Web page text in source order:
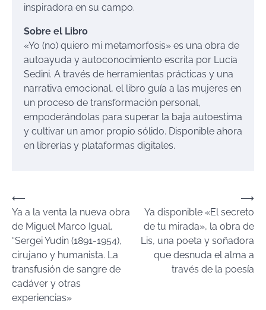
inspiradora en su campo.
Sobre el Libro
«Yo (no) quiero mi metamorfosis» es una obra de
autoayuda y autoconocimiento escrita por Lucía
Sedini. A través de herramientas prácticas y una
narrativa emocional, el libro guía a las mujeres en
un proceso de transformación personal,
empoderándolas para superar la baja autoestima
y cultivar un amor propio sólido. Disponible ahora
en librerías y plataformas digitales.
Navegación
de
entradas
⟵
Ya a la venta la nueva obra
de Miguel Marco Igual,
“Sergei Yudin (1891-1954),
cirujano y humanista. La
transfusión de sangre de
cadáver y otras
experiencias»
Ya disponible «El secreto
de tu mirada», la obra de
Lis, una poeta y soñadora
que desnuda el alma a
través de la poesía
⟶